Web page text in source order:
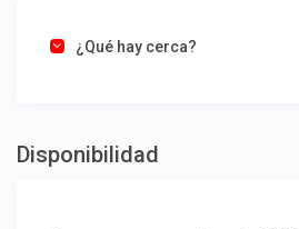
¿Qué hay cerca?
Disponibilidad